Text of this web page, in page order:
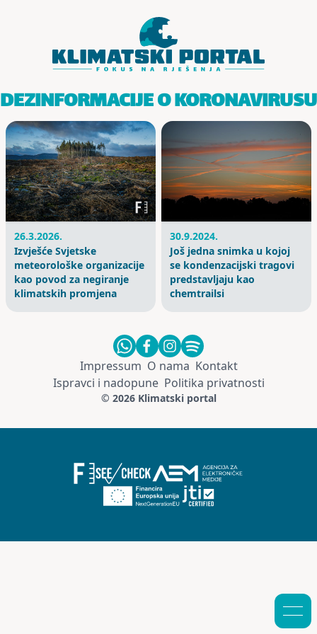
DEZINFORMACIJE O KORONAVIRUSU
26.3.2026.
Izvješće Svjetske
meteorološke organizacije
kao povod za negiranje
klimatskih promjena
30.9.2024.
Još jedna snimka u kojoj
se kondenzacijski tragovi
predstavljaju kao
chemtrailsi
Impressum O nama Kontakt
Ispravci i nadopune Politika privatnosti
© 2026 Klimatski portal